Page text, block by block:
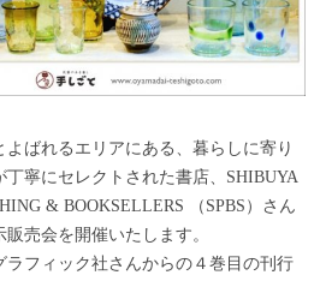
よばれるエリアにある、暮らしに寄り
丁寧にセレクトされた書店、SHIBUYA
& BOOKSELLERS （SPBS）さん
販売会を開催いたします。
ラフィック社さんからの４巻目の刊行